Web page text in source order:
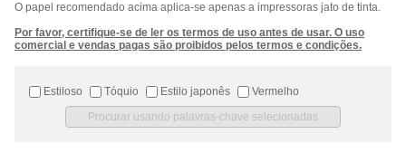
O papel recomendado acima aplica-se apenas a impressoras jato de tinta.
Por favor, certifique-se de ler os termos de uso antes de usar. O uso
comercial e vendas pagas são proibidos pelos termos e condições.
Estiloso Tóquio Estilo japonês Vermelho